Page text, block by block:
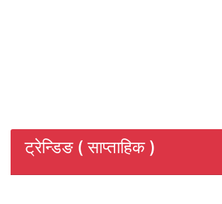
ट्रेन्डिङ ( साप्ताहिक )